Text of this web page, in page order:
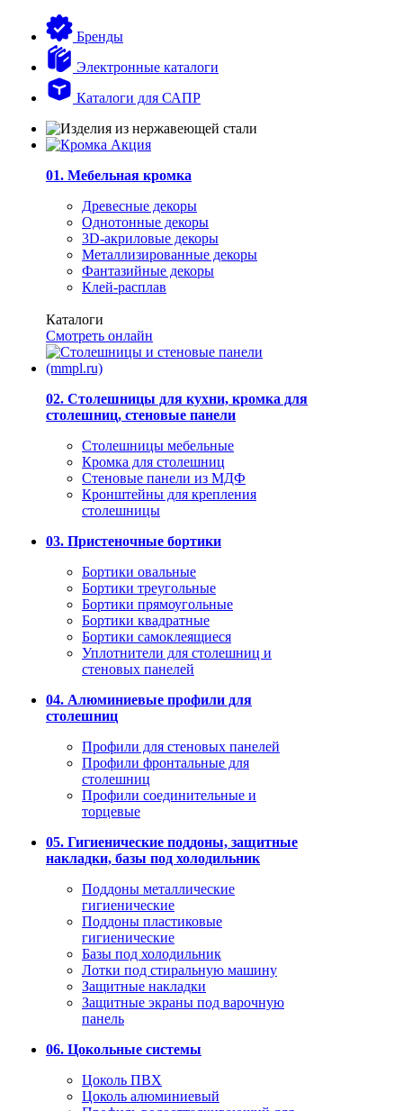
Бренды
Электронные каталоги
Каталоги для САПР
01. Мебельная кромка
Древесные декоры
Однотонные декоры
3D-акриловые декоры
Металлизированные декоры
Фантазийные декоры
Клей-расплав
Каталоги
Смотреть онлайн
02. Столешницы для кухни, кромка для
столешниц, стеновые панели
Столешницы мебельные
Кромка для столешниц
Стеновые панели из МДФ
Кронштейны для крепления
столешницы
03. Пристеночные бортики
Бортики овальные
Бортики треугольные
Бортики прямоугольные
Бортики квадратные
Бортики самоклеящиеся
Уплотнители для столешниц и
стеновых панелей
04. Алюминиевые профили для
столешниц
Профили для стеновых панелей
Профили фронтальные для
столешниц
Профили соединительные и
торцевые
05. Гигиенические поддоны, защитные
накладки, базы под холодильник
Поддоны металлические
гигиенические
Поддоны пластиковые
гигиенические
Базы под холодильник
Лотки под стиральную машину
Защитные накладки
Защитные экраны под варочную
панель
06. Цокольные системы
Цоколь ПВХ
Цоколь алюминиевый